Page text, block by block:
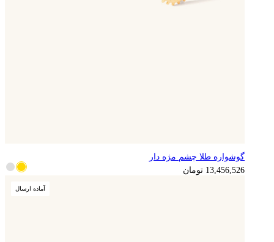
3,364,132 تومان
گوشواره طلا چشم مژه دار
13,456,526 تومان
آماده ارسال